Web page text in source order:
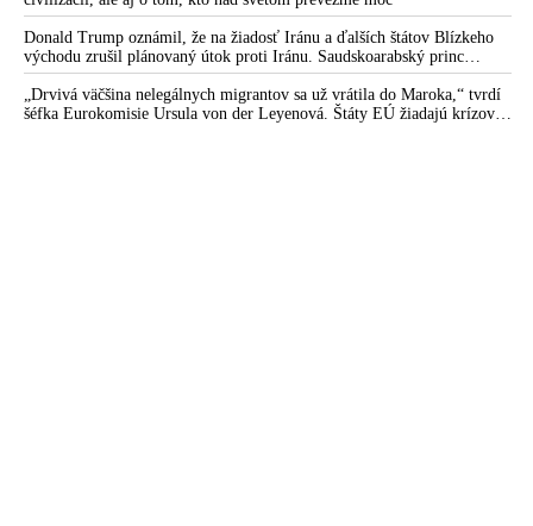
Donald Trump oznámil, že na žiadosť Iránu a ďalších štátov Blízkeho
východu zrušil plánovaný útok proti Iránu. Saudskoarabský princ
medzitým varoval amerického prezidenta pred ďalšou eskaláciou
konfliktu
„Drvivá väčšina nelegálnych migrantov sa už vrátila do Maroka,“ tvrdí
šéfka Eurokomisie Ursula von der Leyenová. Štáty EÚ žiadajú krízové